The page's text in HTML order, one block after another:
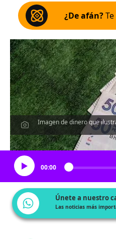
¿De afán?
Imagen de dinero que
Escucha
00:00
Únete a nuestro
Las noticias más